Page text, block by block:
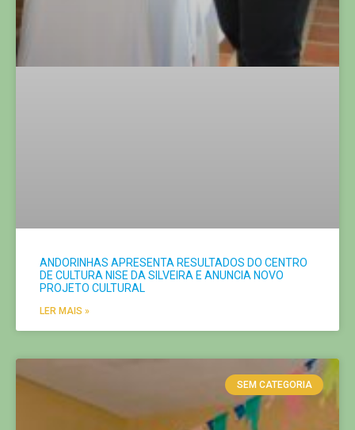
ANDORINHAS APRESENTA RESULTADOS DO CENTRO
DE CULTURA NISE DA SILVEIRA E ANUNCIA NOVO
PROJETO CULTURAL
LER MAIS »
SEM CATEGORIA